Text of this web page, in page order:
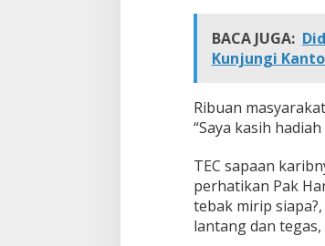
u
n
i
k
a
S
a
l
u
r
BACA JUGA:
Kunjungi
Ribuan
“Saya kasih
TEC sapaan
perhatikan Pak
tebak mirip
lantang dan